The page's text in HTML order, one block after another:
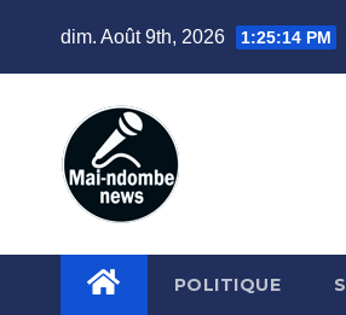
dim. Août 9th, 2026 1:25:15 PM
POLITIQUE